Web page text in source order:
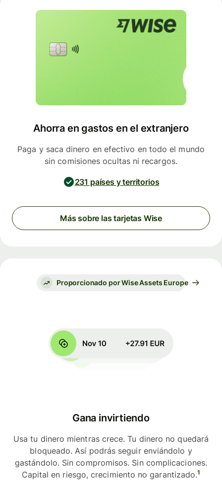
Ahorra en gastos en el extranjero
Paga y saca dinero en efectivo en todo el mundo
sin comisiones ocultas ni recargos.
231 países y territorios
Más sobre las tarjetas Wise
Proporcionado por Wise Assets Europe
Gana invirtiendo
Usa tu dinero mientras crece. Tu dinero no quedará
bloqueado. Así podrás seguir enviándolo y
gastándolo. Sin compromisos. Sin complicaciones.
Capital en riesgo, crecimiento no garantizado.1